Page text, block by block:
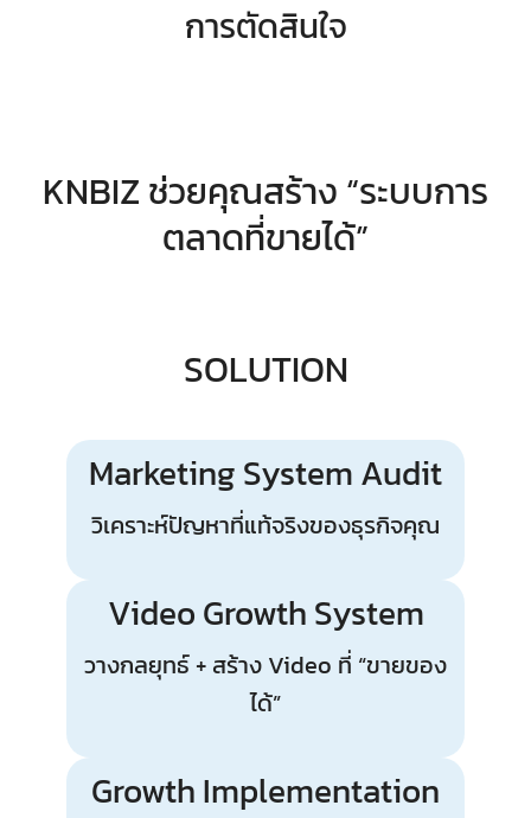
การตัดสินใจ
KNBIZ ช่วยคุณสร้าง “ระบบการ
ตลาดที่ขายได้”
SOLUTION
Marketing System Audit
วิเคราะห์ปัญหาที่แท้จริงของธุรกิจคุณ
Video Growth System
วางกลยุทธ์ + สร้าง Video ที่ “ขายของ
ได้”
Growth Implementation